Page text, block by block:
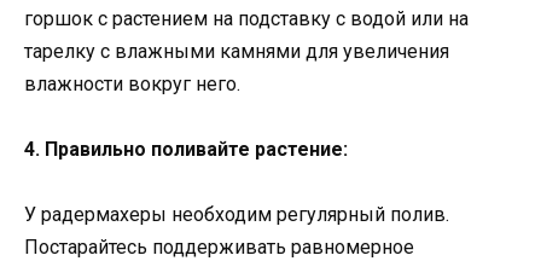
горшок с растением на подставку с водой или на
тарелку с влажными камнями для увеличения
влажности вокруг него.
4. Правильно поливайте растение:
У радермахеры необходим регулярный полив.
Постарайтесь поддерживать равномерное